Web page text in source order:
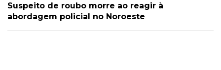
Suspeito de roubo morre ao reagir à
abordagem policial no Noroeste